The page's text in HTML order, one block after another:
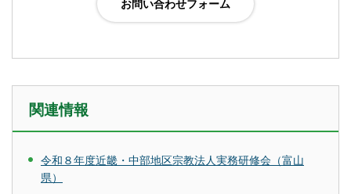
関連情報
令和８年度近畿・中部地区宗教法人実務研修会（富山
県）